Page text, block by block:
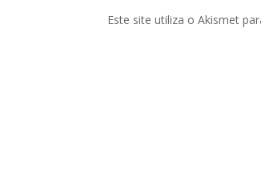
Este site utiliza o Akismet